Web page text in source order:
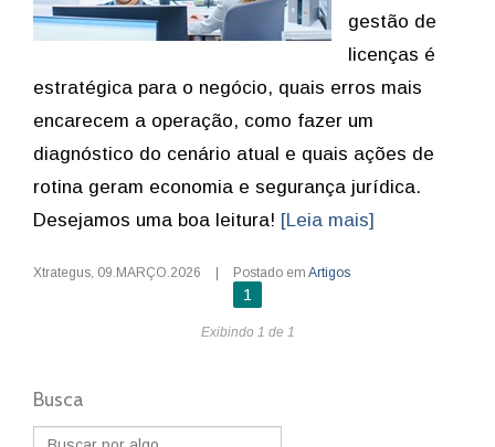
gestão de
licenças é
estratégica para o negócio, quais erros mais
encarecem a operação, como fazer um
diagnóstico do cenário atual e quais ações de
rotina geram economia e segurança jurídica.
Desejamos uma boa leitura! [Leia mais]
Xtrategus, 09.MARÇO.2026 Postado em Artigos
1
Exibindo 1 de 1
Busca